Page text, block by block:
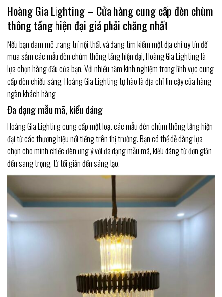
Hoàng Gia Lighting – Cửa hàng cung cấp đèn chùm
thông tầng hiện đại giá phải chăng nhất
Nếu bạn đam mê trang trí nội thất và đang tìm kiếm một địa chỉ uy tín để
mua sắm các mẫu đèn chùm thông tầng hiện đại, Hoàng Gia Lighting là
lựa chọn hàng đầu của bạn. Với nhiều năm kinh nghiệm trong lĩnh vực cung
cấp đèn chiếu sáng, Hoàng Gia Lighting tự hào là địa chỉ tin cậy của hàng
ngàn khách hàng.
Đa dạng mẫu mã, kiểu dáng
Hoàng Gia Lighting cung cấp một loạt các mẫu đèn chùm thông tầng hiện
đại từ các thương hiệu nổi tiếng trên thị trường. Bạn có thể dễ dàng lựa
chọn cho mình chiếc đèn ưng ý với đa dạng mẫu mã, kiểu dáng từ đơn giản
đến sang trọng, từ tối giản đến sáng tạo.